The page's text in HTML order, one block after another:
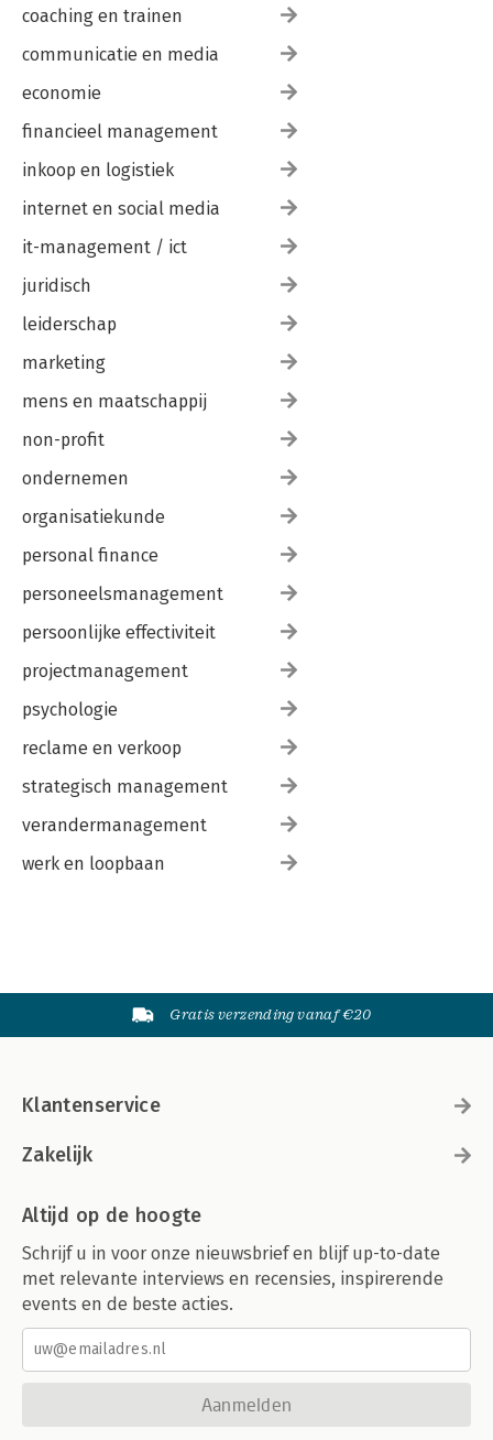
coaching en trainen
communicatie en media
economie
financieel management
inkoop en logistiek
internet en social media
it-management / ict
juridisch
leiderschap
marketing
mens en maatschappij
non-profit
ondernemen
organisatiekunde
personal finance
personeelsmanagement
persoonlijke effectiviteit
projectmanagement
psychologie
reclame en verkoop
strategisch management
verandermanagement
werk en loopbaan
Gratis verzending vanaf €20
Klantenservice
Zakelijk
Altijd op de hoogte
Schrijf u in voor onze nieuwsbrief en blijf up-to-date
met relevante interviews en recensies, inspirerende
events en de beste acties.
Aanmelden